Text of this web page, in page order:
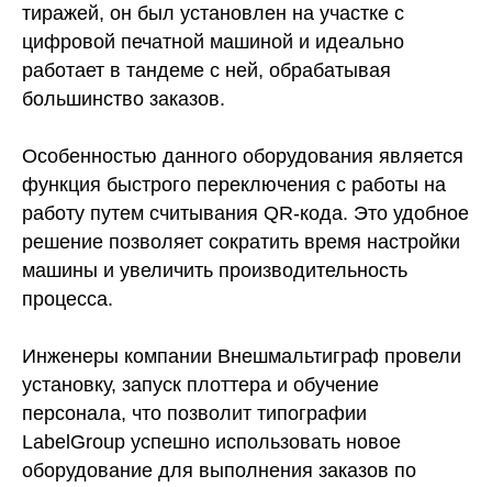
тиражей, он был установлен на участке с
цифровой печатной машиной и идеально
работает в тандеме с ней, обрабатывая
большинство заказов.
Особенностью данного оборудования является
функция быстрого переключения с работы на
работу путем считывания QR-кода. Это удобное
решение позволяет сократить время настройки
машины и увеличить производительность
процесса.
Инженеры компании Внешмальтиграф провели
установку, запуск плоттера и обучение
персонала, что позволит типографии
LabelGroup успешно использовать новое
оборудование для выполнения заказов по